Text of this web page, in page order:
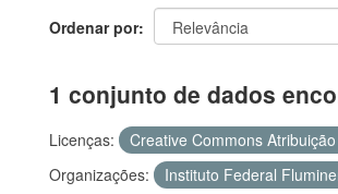
Ordenar por
1 conjunto de dados
Licenças:
Creative Commons Atribuição
Organizações:
Instituto Federal